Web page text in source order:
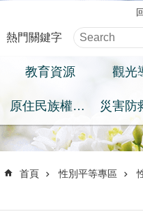
熱門關鍵字
教育資源 觀光
原住民族權益專區 災害防
首頁 性別平等專區